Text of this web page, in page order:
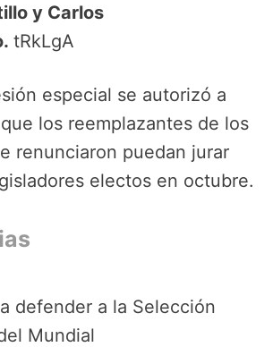
y Carlos
tRkLgA
especial se autorizó a
los reemplazantes de los
renunciaron puedan jurar
electos en octubre.
defender a la Selección
Mundial